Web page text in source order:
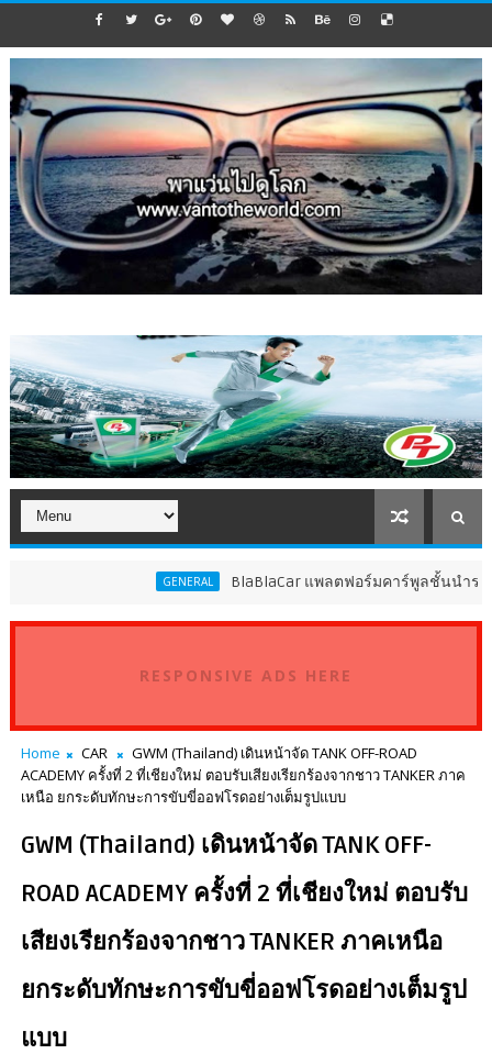
BlaBlaCar แพลตฟอร์มคาร์พูลชั้นนำระดับโลก ปร
RESPONSIVE ADS HERE
Home CAR
GWM (Thailand) เดินหน้าจัด TANK OFF-ROAD
ACADEMY ครั้งที่ 2 ที่เชียงใหม่ ตอบรับเสียงเรียกร้องจากชาว TANKER ภาค
เหนือ ยกระดับทักษะการขับขี่ออฟโรดอย่างเต็มรูปแบบ
GWM (Thailand) เดินหน้าจัด TANK OFF-
ROAD ACADEMY ครั้งที่ 2 ที่เชียงใหม่ ตอบรับ
เสียงเรียกร้องจากชาว TANKER ภาคเหนือ
ยกระดับทักษะการขับขี่ออฟโรดอย่างเต็มรูป
แบบ